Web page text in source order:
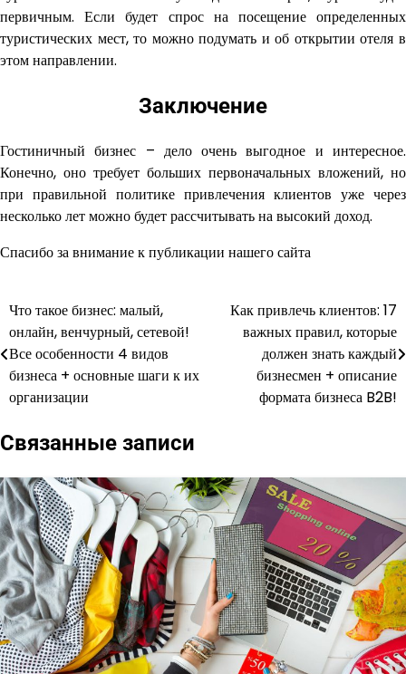
первичным. Если будет спрос на посещение определенных
туристических мест, то можно подумать и об открытии отеля в
этом направлении.
Заключение
Гостиничный бизнес – дело очень выгодное и интересное.
Конечно, оно требует больших первоначальных вложений, но
при правильной политике привлечения клиентов уже через
несколько лет можно будет рассчитывать на высокий доход.
Спасибо за внимание к публикации нашего сайта
Навигация
по
записям
Что такое бизнес: малый,
онлайн, венчурный, сетевой!
Все особенности 4 видов
бизнеса + основные шаги к их
организации
Как привлечь клиентов: 17
важных правил, которые
должен знать каждый
бизнесмен + описание
формата бизнеса B2B!
Связанные записи